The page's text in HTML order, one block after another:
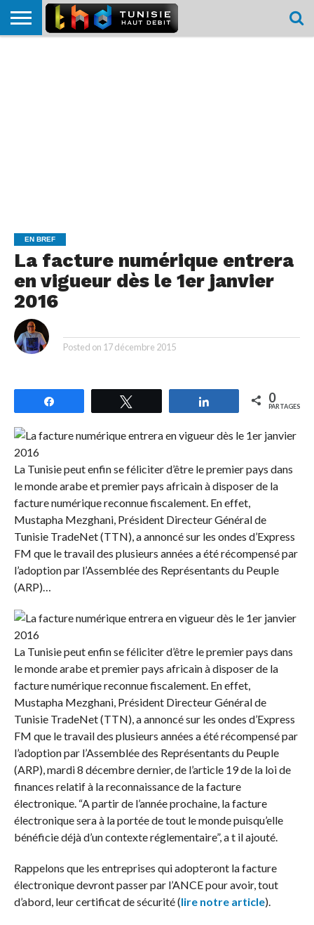
EN BREF
La facture numérique entrera
en vigueur dès le 1er janvier
2016
Posted on 17 décembre 2015
Partagez 0
PARTAGES
La Tunisie peut enfin se féliciter d’être le premier pays dans
le monde arabe et premier pays africain à disposer de la
facture numérique reconnue fiscalement. En effet,
Mustapha Mezghani, Président Directeur Général de
Tunisie TradeNet (TTN), a annoncé sur les ondes d’Express
FM que le travail des plusieurs années a été récompensé par
l’adoption par l’Assemblée des Représentants du Peuple
(ARP)…
La Tunisie peut enfin se féliciter d’être le premier pays dans
le monde arabe et premier pays africain à disposer de la
facture numérique reconnue fiscalement. En effet,
Mustapha Mezghani, Président Directeur Général de
Tunisie TradeNet (TTN), a annoncé sur les ondes d’Express
FM que le travail des plusieurs années a été récompensé par
l’adoption par l’Assemblée des Représentants du Peuple
(ARP), mardi 8 décembre dernier, de l’article 19 de la loi de
finances relatif à la reconnaissance de la facture
électronique. “A partir de l’année prochaine, la facture
électronique sera à la portée de tout le monde puisqu’elle
bénéficie déjà d’un contexte réglementaire”, a t il ajouté.
Rappelons que les entreprises qui adopteront la facture
électronique devront passer par l’ANCE pour avoir, tout
d’abord, leur certificat de sécurité (lire notre article).